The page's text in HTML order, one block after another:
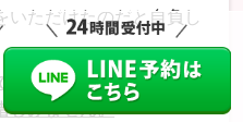
いただけたのだと自負し
きるセルフケアや、日常
しみません。